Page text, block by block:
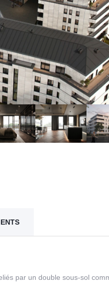
par un double sous-sol